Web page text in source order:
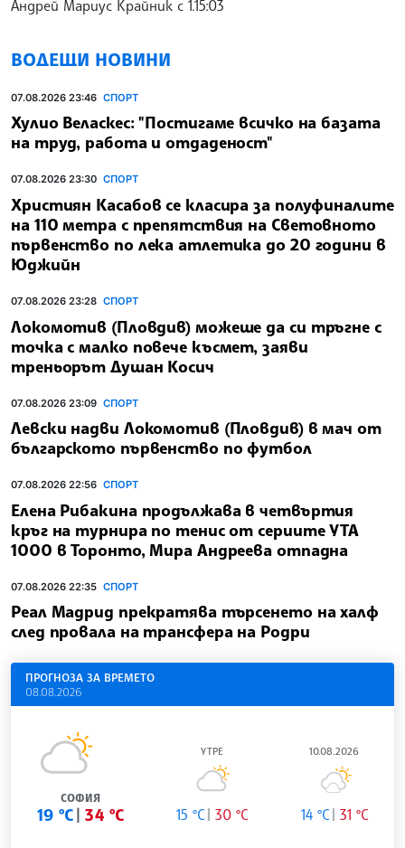
Андрей Мариус Крайник с 1.15:03
ВОДЕЩИ НОВИНИ
07.08.2026 23:46 СПОРТ
Хулио Веласкес: "Постигаме всичко на базата
на труд, работа и отдаденост"
07.08.2026 23:30 СПОРТ
Християн Касабов се класира за полуфиналите
на 110 метра с препятствия на Световното
първенство по лека атлетика до 20 години в
Юджийн
07.08.2026 23:28 СПОРТ
Локомотив (Пловдив) можеше да си тръгне с
точка с малко повече късмет, заяви
треньорът Душан Косич
07.08.2026 23:09 СПОРТ
Левски надви Локомотив (Пловдив) в мач от
българското първенство по футбол
07.08.2026 22:56 СПОРТ
Елена Рибакина продължава в четвъртия
кръг на турнира по тенис от сериите УТА
1000 в Торонто, Мира Андреева отпадна
07.08.2026 22:35 СПОРТ
Реал Мадрид прекратява търсенето на халф
след провала на трансфера на Родри
ПРОГНОЗА ЗА ВРЕМЕТО
08.08.2026
СОФИЯ
19 °C 34 °C
УТРЕ
15 °C 30 °C
10.08.2026
14 °C 31 °C